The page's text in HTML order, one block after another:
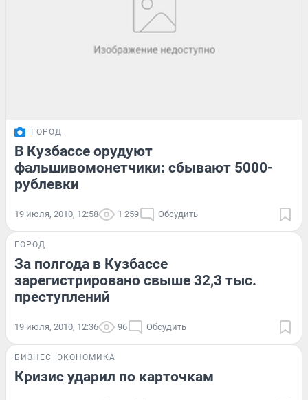
ГОРОД
В Кузбассе орудуют
фальшивомонетчики: сбывают 5000-
рублевки
19 июля, 2010, 12:58 1 259 Обсудить
ГОРОД
За полгода в Кузбассе
зарегистрировано свыше 32,3 тыс.
преступлений
19 июля, 2010, 12:36 96 Обсудить
БИЗНЕС ЭКОНОМИКА
Кризис ударил по карточкам